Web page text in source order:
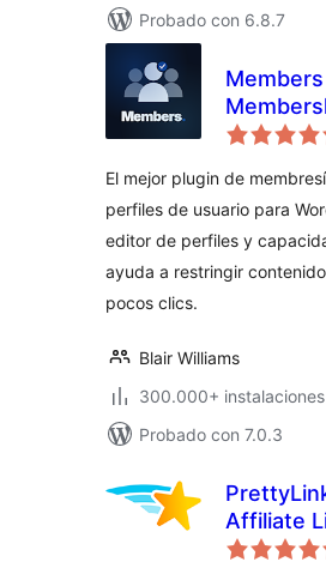
Probado con 6.8.7
Members
Role
El mejor plugin de
perfiles de usuario para
editor de perfiles y
ayuda a restringir
pocos clics.
Blair Williams
300.000+
Probado con 7.0.3
Affiliate